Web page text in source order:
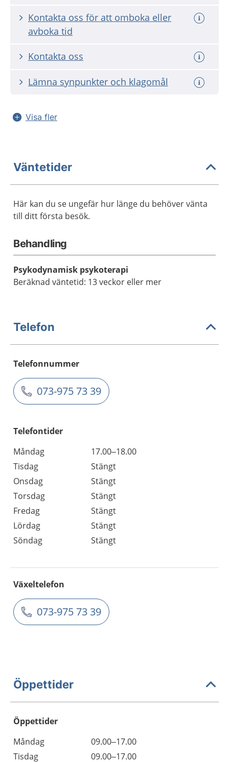
Kontakta oss för att omboka eller
avboka tid
Kontakta oss
Lämna synpunkter och klagomål
Visa fler
Väntetider
Här kan du se ungefär hur länge du behöver vänta
till ditt första besök.
Behandling
Psykodynamisk psykoterapi
Beräknad väntetid: 13 veckor eller mer
Telefon
Telefonnummer
073-975 73 39
Telefontider
Måndag
17.00–18.00
Tisdag
Stängt
Onsdag
Stängt
Torsdag
Stängt
Fredag
Stängt
Lördag
Stängt
Söndag
Stängt
Växeltelefon
073-975 73 39
Öppettider
Öppettider
Dag
Öppettider
Kommentarer
Måndag
09.00–17.00
Tisdag
09.00–17.00